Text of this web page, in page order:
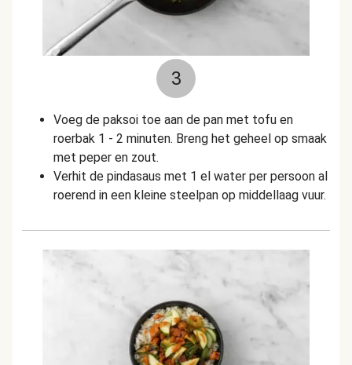
3
Voeg de paksoi toe aan de pan met tofu en
roerbak 1 - 2 minuten. Breng het geheel op smaak
met peper en zout.
Verhit de pindasaus met 1 el water per persoon al
roerend in een kleine steelpan op middellaag vuur.